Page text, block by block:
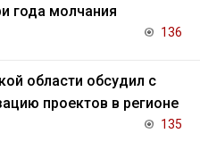
года молчания
136
области обсудил с
проектов в регионе
135